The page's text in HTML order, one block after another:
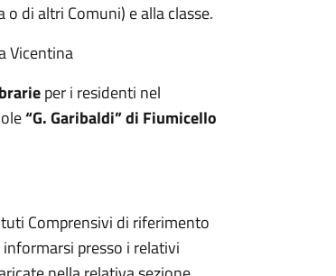
di altri Comuni) e alla classe.
Vicentina
per i residenti nel
“G. Garibaldi” di Fiumicello
Comprensivi di riferimento
presso i relativi